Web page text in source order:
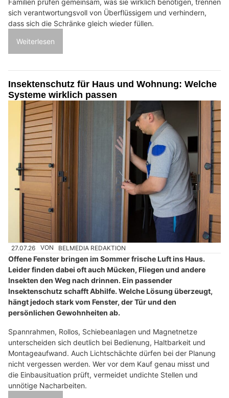
Familien prüfen gemeinsam, was sie wirklich benötigen, trennen
sich verantwortungsvoll von Überflüssigem und verhindern,
dass sich die Schränke gleich wieder füllen.
Weiterlesen
Insektenschutz für Haus und Wohnung: Welche
Systeme wirklich passen
27.07.26 VON BELMEDIA REDAKTION
Offene Fenster bringen im Sommer frische Luft ins Haus.
Leider finden dabei oft auch Mücken, Fliegen und andere
Insekten den Weg nach drinnen. Ein passender
Insektenschutz schafft Abhilfe. Welche Lösung überzeugt,
hängt jedoch stark vom Fenster, der Tür und den
persönlichen Gewohnheiten ab.
Spannrahmen, Rollos, Schiebeanlagen und Magnetnetze
unterscheiden sich deutlich bei Bedienung, Haltbarkeit und
Montageaufwand. Auch Lichtschächte dürfen bei der Planung
nicht vergessen werden. Wer vor dem Kauf genau misst und
die Einbausituation prüft, vermeidet undichte Stellen und
unnötige Nacharbeiten.